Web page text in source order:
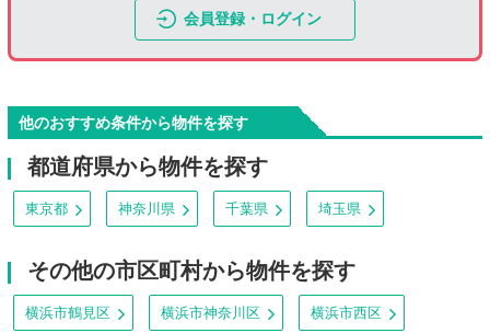
会員登録・ログイン
他のおすすめ条件から物件を探す
都道府県から物件を探す
東京都 神奈川県 千葉県 埼玉県
その他の市区町村から物件を探す
横浜市鶴見区 横浜市神奈川区 横浜市西区